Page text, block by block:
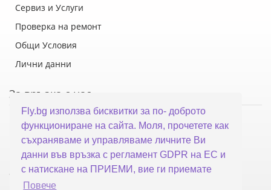
Fly.bg използва бисквитки за по- доброто
функциониране на сайта. Моля, прочетете как
съхраняваме и управляваме личните Ви
данни във връзка с регламент GDPR на ЕС и
с натискане на ПРИЕМИ, вие ги приемате
Повече
Сервиз и Услуги
Проверка на ремонт
Общи Условия
Лични данни
За връзка с нас
Флай Систем ООД
гр. Варна, ул. Каймакчалан 10А
тел: 052 321 321
office@fly.bg